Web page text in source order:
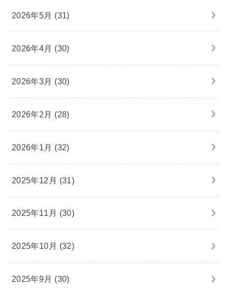
2026年5月 (31)
2026年4月 (30)
2026年3月 (30)
2026年2月 (28)
2026年1月 (32)
2025年12月 (31)
2025年11月 (30)
2025年10月 (32)
2025年9月 (30)